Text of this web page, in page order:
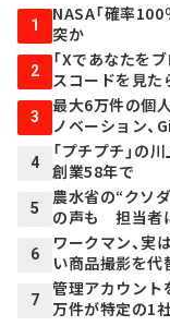
1
NASA「確率
突か
2
「Xであなたを
スコードを見た
3
最大6万件の個
ノベーション
4
「プチプチ」の
創業58年で
5
農水省の“クソ
の声も 担当者
6
ワークマン、
い商品撮影を
7
管理アカウント
万件が特定の1